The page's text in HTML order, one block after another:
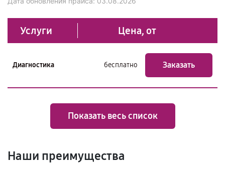
Услуги Цена, от
Диагностика бесплатно Заказать
Показать весь список
Наши преимущества